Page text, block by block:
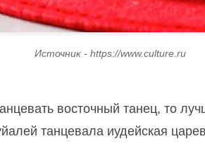
Источник - https://www.culture.ru
восточный танец, то
танцевала иудейская